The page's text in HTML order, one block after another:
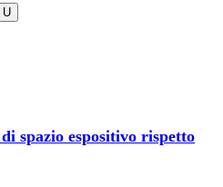
spazio espositivo rispetto